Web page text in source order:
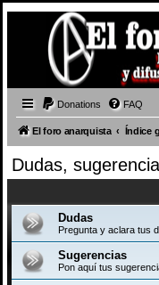
Donations FAQ
El foro anarquista Índice
Dudas,
Dudas
Pregunta y aclara tus
Sugerencias
Pon aquí tus